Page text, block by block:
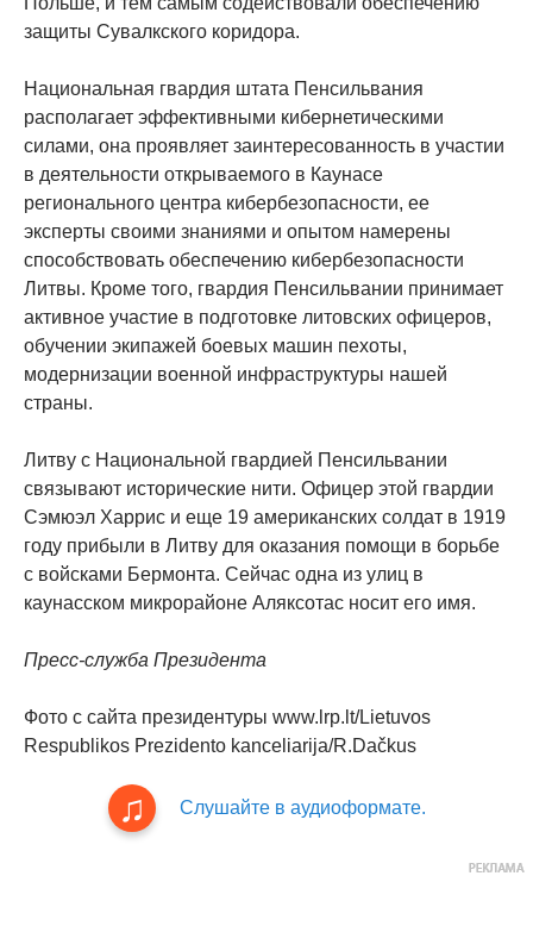
защиты Сувалкского коридора.
Национальная гвардия штата Пенсильвания
располагает эффективными кибернетическими
силами, она проявляет заинтересованность в участии
в деятельности открываемого в Каунасе
регионального центра кибербезопасности, ее
эксперты своими знаниями и опытом намерены
способствовать обеспечению кибербезопасности
Литвы. Кроме того, гвардия Пенсильвании принимает
активное участие в подготовке литовских офицеров,
обучении экипажей боевых машин пехоты,
модернизации военной инфраструктуры нашей
страны.
Литву с Национальной гвардией Пенсильвании
связывают исторические нити. Офицер этой гвардии
Сэмюэл Харрис и еще 19 американских солдат в 1919
году прибыли в Литву для оказания помощи в борьбе
с войсками Бермонта. Сейчас одна из улиц в
каунасском микрорайоне Аляксотас носит его имя.
Пресс-служба Президента
Фото с сайта президентуры www.lrp.lt/Lietuvos
Respublikos Prezidento kanceliarija/R.Dačkus
Слушайте в аудиоформате.